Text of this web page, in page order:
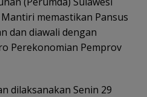
memastikan Pansus
dan diawali dengan
Perekonomian Pemprov
dilaksanakan Senin 29